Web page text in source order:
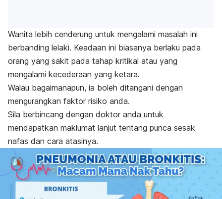
Wanita lebih cenderung untuk mengalami masalah ini
berbanding lelaki. Keadaan ini biasanya berlaku pada
orang yang sakit pada tahap kritikal atau yang
mengalami kecederaan yang ketara.
Walau bagaimanapun, ia boleh ditangani dengan
mengurangkan faktor risiko anda.
Sila berbincang dengan doktor anda untuk
mendapatkan maklumat lanjut tentang punca sesak
nafas dan cara atasinya.